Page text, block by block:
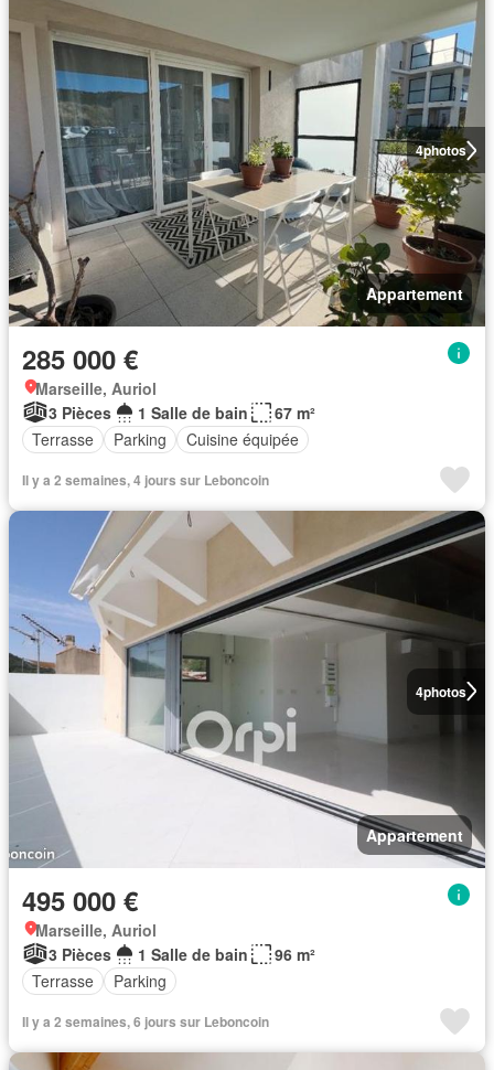
4photos
Appartement
285 000 €
Marseille, Auriol
3 Pièces
1 Salle de bain
67 m²
Terrasse
Parking Cuisine équipée
Il y a 2 semaines, 4 jours sur Leboncoin
4photos
Appartement
495 000 €
Marseille, Auriol
3 Pièces
1 Salle de bain
96 m²
Terrasse
Parking
Il y a 2 semaines, 6 jours sur Leboncoin